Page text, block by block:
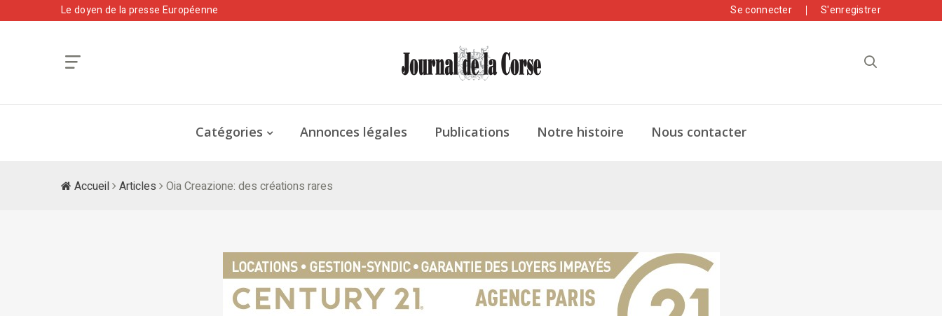
Le doyen de la presse Européenne Se connecter S'enregistrer
Catégories Annonces légales Publications Notre histoire Nous contacter
Accueil Articles Oia Creazione: des créations rares